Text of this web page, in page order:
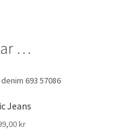
…
Jeans
krPrisintervall: